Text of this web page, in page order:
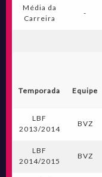
Média da
Carreira
-
Temporada Equipe
LBF
2013/2014
BVZ
LBF
2014/2015
BVZ